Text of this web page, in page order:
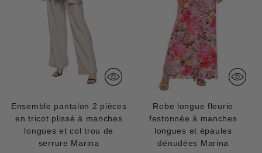
Ensemble pantalon 2 pièces
en tricot plissé à manches
longues et col trou de
serrure Marina
Robe longue fleurie
festonnée à manches
longues et épaules
dénudées Marina